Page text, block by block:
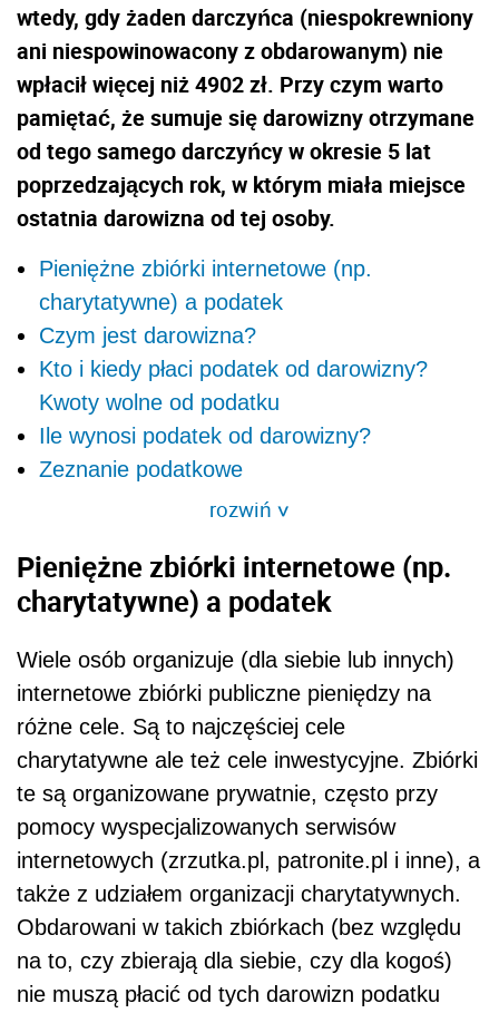
wtedy, gdy żaden darczyńca (niespokrewniony
ani niespowinowacony z obdarowanym) nie
wpłacił więcej niż 4902 zł. Przy czym warto
pamiętać, że sumuje się darowizny otrzymane
od tego samego darczyńcy w okresie 5 lat
poprzedzających rok, w którym miała miejsce
ostatnia darowizna od tej osoby.
Pieniężne zbiórki internetowe (np.
charytatywne) a podatek
Czym jest darowizna?
Kto i kiedy płaci podatek od darowizny?
Kwoty wolne od podatku
Ile wynosi podatek od darowizny?
Zeznanie podatkowe
rozwiń>
Pieniężne zbiórki internetowe (np.
charytatywne) a podatek
Wiele osób organizuje (dla siebie lub innych)
internetowe zbiórki publiczne pieniędzy na
różne cele. Są to najczęściej cele
charytatywne ale też cele inwestycyjne. Zbiórki
te są organizowane prywatnie, często przy
pomocy wyspecjalizowanych serwisów
internetowych (zrzutka.pl, patronite.pl i inne), a
także z udziałem organizacji charytatywnych.
Obdarowani w takich zbiórkach (bez względu
na to, czy zbierają dla siebie, czy dla kogoś)
nie muszą płacić od tych darowizn podatku